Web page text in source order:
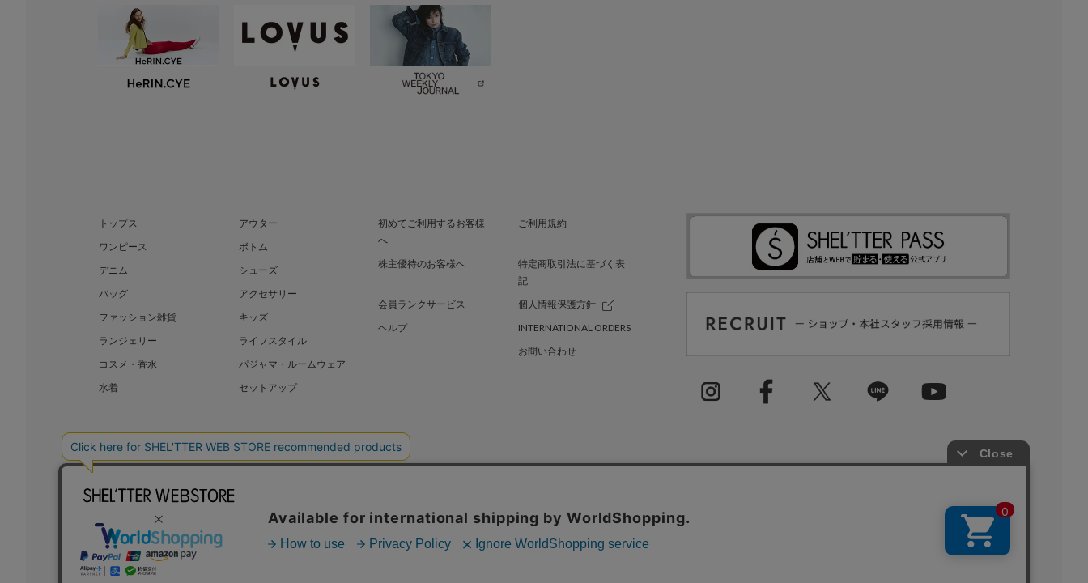
トップス
アウター
ワンピース
ボトム
デニム
シューズ
バッグ
アクセサリー
ファッション雑貨
キッズ
ランジェリー
ライフスタイル
コスメ・香水
パジャマ・ルームウェア
水着
セットアップ
初めてご利用するお客様
へ
ご利用規約
株主優待のお客様へ
特定商取引法に基づく表
記
会員ランクサービス
個人情報保護方針
ヘルプ
INTERNATIONAL ORDERS
お問い合わせ
BAROQUE JAPAN LIMITED SHEL’TTER GREEN 採用情報
COPYRIGHT © BAROQUE JAPAN LIMITED ALL RIGHTS RESERVED.